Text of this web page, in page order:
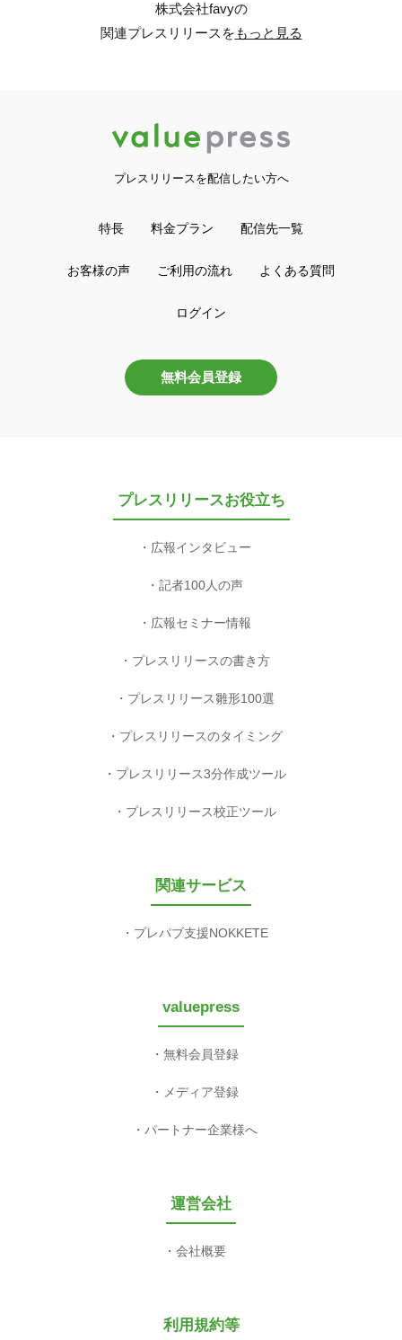
株式会社favyの
関連プレスリリースをもっと見る
プレスリリースを配信したい方へ
特長 料金プラン 配信先一覧
お客様の声 ご利用の流れ よくある質問
ログイン
無料会員登録
プレスリリースお役立ち
広報インタビュー
記者100人の声
広報セミナー情報
プレスリリースの書き方
プレスリリース雛形100選
プレスリリースのタイミング
プレスリリース3分作成ツール
プレスリリース校正ツール
関連サービス
プレパブ支援NOKKETE
valuepress
無料会員登録
メディア登録
パートナー企業様へ
運営会社
会社概要
利用規約等